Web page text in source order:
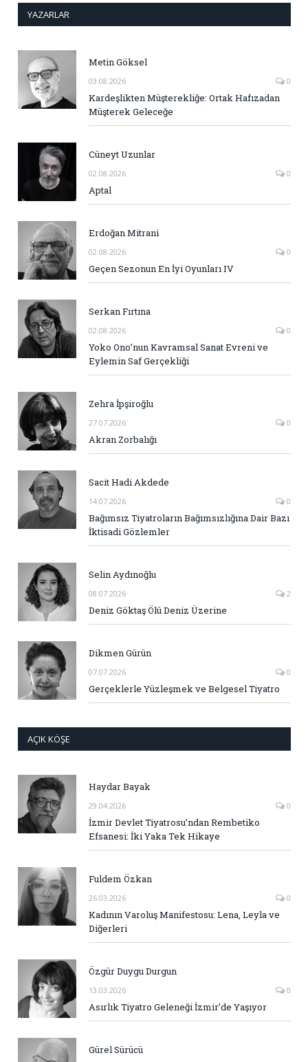
YAZARLAR
Metin Göksel
03.08.2026 0
Kardeşlikten Müşterekliğe: Ortak Hafızadan
Müşterek Geleceğe
Cüneyt Uzunlar
02.08.2026 0
Aptal
Erdoğan Mitrani
02.08.2026 0
Geçen Sezonun En İyi Oyunları IV
Serkan Fırtına
02.08.2026 0
Yoko Ono’nun Kavramsal Sanat Evreni ve
Eylemin Saf Gerçekliği
Zehra İpşiroğlu
27.07.2026 0
Akran Zorbalığı
Sacit Hadi Akdede
14.07.2026 0
Bağımsız Tiyatroların Bağımsızlığına Dair Bazı
İktisadi Gözlemler
Selin Aydınoğlu
08.07.2026 2
Deniz Göktaş Ölü Deniz Üzerine
Dikmen Gürün
07.07.2026 0
Gerçeklerle Yüzleşmek ve Belgesel Tiyatro
AÇIK KÖŞE
Haydar Bayak
29.04.2026 0
İzmir Devlet Tiyatrosu’ndan Rembetiko
Efsanesi: İki Yaka Tek Hikaye
Fuldem Özkan
26.03.2026 0
Kadının Varoluş Manifestosu: Lena, Leyla ve
Diğerleri
Özgür Duygu Durgun
13.03.2026 0
Asırlık Tiyatro Geleneği İzmir’de Yaşıyor
Gürel Sürücü